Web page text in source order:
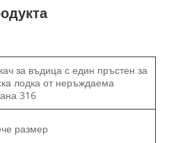
за въдица с един пръстен за
лодка от неръждаема
316
размер